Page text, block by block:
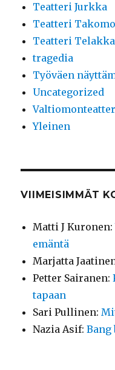
Teatteri Jurkka
Teatteri Takomo
Teatteri Telakka
tragedia
Työväen
Uncategorized
Yleinen
VIIMEISIMMÄT
Matti J Kuronen:
emäntä
Marjatta
Petter Sairanen:
tapaan
Sari Pullinen:
Nazia Asif: